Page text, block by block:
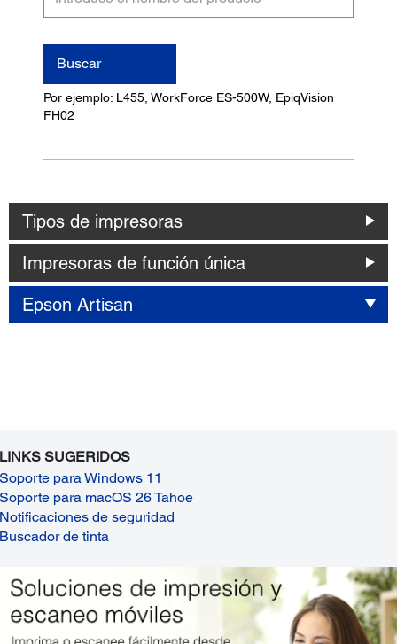
del
producto
Buscar
Por ejemplo: L455, WorkForce ES-500W, EpiqVision
FH02
Tipos de impresoras
Impresoras de función única
Epson Artisan
LINKS SUGERIDOS
Soporte para Windows 11
Soporte para macOS 26 Tahoe
Notificaciones de seguridad
Buscador de tinta